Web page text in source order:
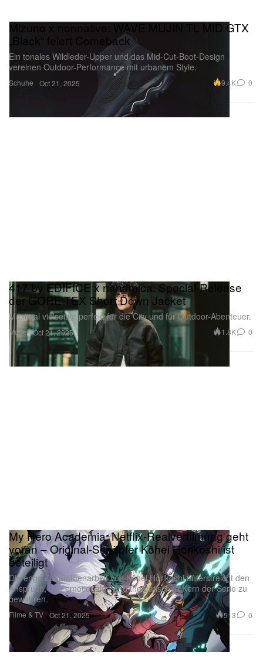
Schuhe
Mizuno x nonnative: WAVE MUJIN TL MID GTX
„Black“ feiert Comeback
Ein tonales Wildleder-Upper und das Mid-Cut-Boot-Design
vereinen Outdoor-Performance mit urbanem Style.
Oct 21, 2025 9.4K 0
Mode
417 by EDIFICE x nanamica: Special-Release
der GORE-TEX Short Down Jacket
Maximal vielseitig: perfekt für die City und für Outdoor-Abenteuer.
Oct 21, 2025 1.8K 0
Filme & TV
My Hero Academia: Netflix-Realverfilmung geht
voran – Original-Schöpfer Kōhei Horikoshi ist
beteiligt
Die enge Zusammenarbeit von Kōhei Horikoshi unterstreicht den
Anspruch, den emotionalen und thematischen Kern der Serie zu
bewahren.
Oct 21, 2025 513 0